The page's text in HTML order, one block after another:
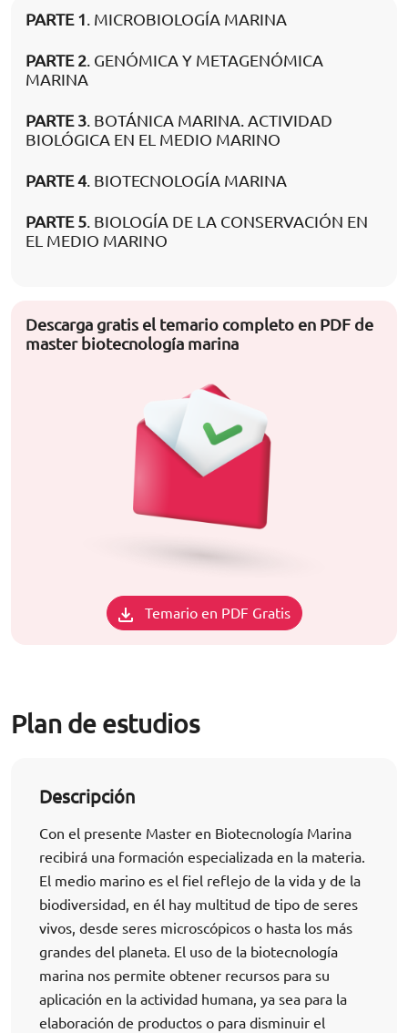
PARTE 1. MICROBIOLOGÍA MARINA
PARTE 2. GENÓMICA Y METAGENÓMICA
MARINA
PARTE 3. BOTÁNICA MARINA. ACTIVIDAD
BIOLÓGICA EN EL MEDIO MARINO
PARTE 4. BIOTECNOLOGÍA MARINA
PARTE 5. BIOLOGÍA DE LA CONSERVACIÓN EN
EL MEDIO MARINO
Descarga gratis el temario completo en PDF de
master biotecnología marina
Temario en PDF Gratis
Plan de estudios
Descripción
Con el presente Master en Biotecnología Marina
recibirá una formación especializada en la materia.
El medio marino es el fiel reflejo de la vida y de la
biodiversidad, en él hay multitud de tipo de seres
vivos, desde seres microscópicos o hasta los más
grandes del planeta. El uso de la biotecnología
marina nos permite obtener recursos para su
aplicación en la actividad humana, ya sea para la
elaboración de productos o para disminuir el